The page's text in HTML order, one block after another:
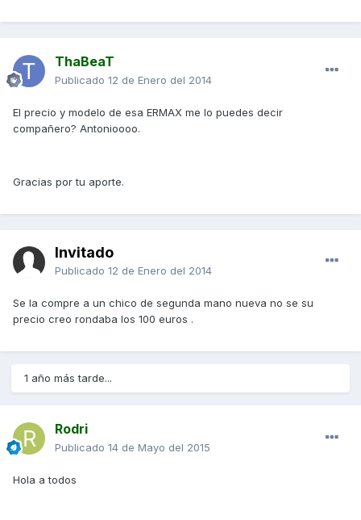
ThaBeaT
Publicado 12 de Enero del 2014
El precio y modelo de esa ERMAX me lo puedes decir
compañero? Antonioooo.
Gracias por tu aporte.
Invitado
Publicado 12 de Enero del 2014
Se la compre a un chico de segunda mano nueva no se su
precio creo rondaba los 100 euros .
1 año más tarde...
Rodri
Publicado 14 de Mayo del 2015
Hola a todos